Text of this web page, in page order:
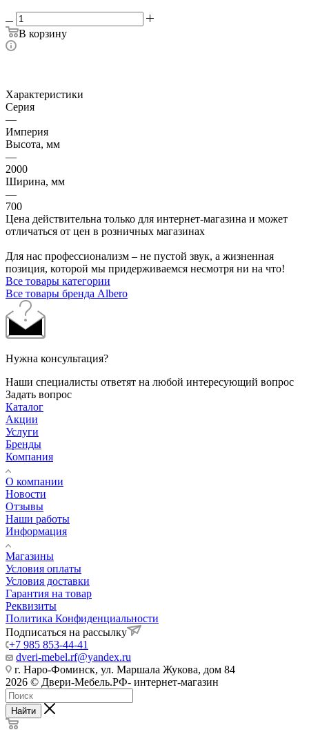
В корзину
Характеристики
Серия
—
Империя
Высота, мм
—
2000
Ширина, мм
—
700
Цена действительна только для интернет-магазина и может
отличаться от цен в розничных магазинах
Для нас профессионализм – не пустой звук, а жизненная
позиция, которой мы придерживаемся несмотря ни на что!
Все товары категории
Все товары бренда Albero
Нужна консультация?
Наши специалисты ответят на любой интересующий вопрос
Задать вопрос
Каталог
Акции
Услуги
Бренды
Компания
О компании
Новости
Отзывы
Наши работы
Информация
Магазины
Условия оплаты
Условия доставки
Гарантия на товар
Реквизиты
Политика Конфиденциальности
Подписаться на рассылку
+7 985 853-44-41
dveri-mebel.rf@yandex.ru
г. Наро-Фоминск, ул. Маршала Жукова, дом 84
2026 © Двери-Мебель.РФ- интернет-магазин
Найти